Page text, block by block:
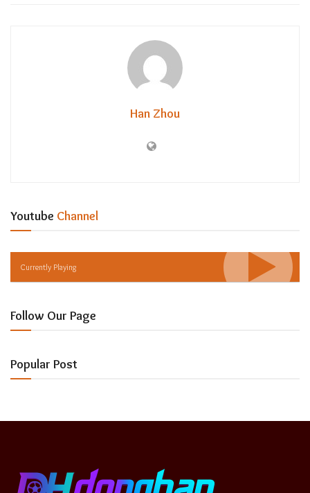
Han Zhou
Youtube Channel
Currently Playing
Follow Our Page
Popular Post